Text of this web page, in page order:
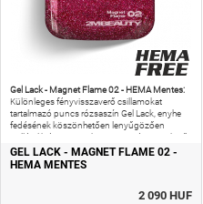
Gel Lack - Magnet Flame 02 - HEMA Mentes:
Különleges fényvisszaverő csillamokat
tartalmazó puncs rózsaszín Gel Lack, enyhe
fedésének köszönhetően lenyűgözően
csillámlik és nagyon könnyen mágnesezhető.
GEL LACK - MAGNET FLAME 02 -
HEMA MENTES
2 090 HUF